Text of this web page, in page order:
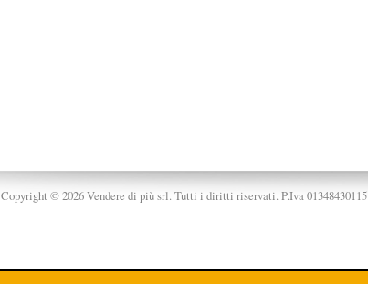
Copyright © 2026 Vendere di più srl. Tutti i diritti riservati. P.Iva 01348430115